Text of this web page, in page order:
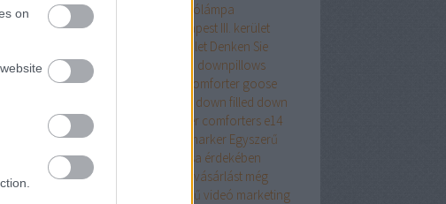
on műtét debrecen
csiptetős olvasólámpa
csótányirtás
csótányirtás Budapest III. kerület
csótányirtás Budapest XIII. kerület Denken Sie
darandistrict 7 budapest
downpillows
down comforterqueen
down comforter goose
down filled down
pillowsDrón duck feather comforters e14
foglalate27 foglalat ecset rajzmarker Egyszerű
önsegítő tanács az élete javítása érdekében
Egyszerű tanácsaink az online vásárlást még
Egyszerű videó marketing